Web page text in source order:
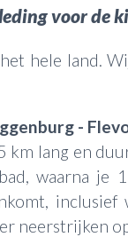
voor de
hele land.
-
km lang en
waarna je
inclusief
neerstrijken